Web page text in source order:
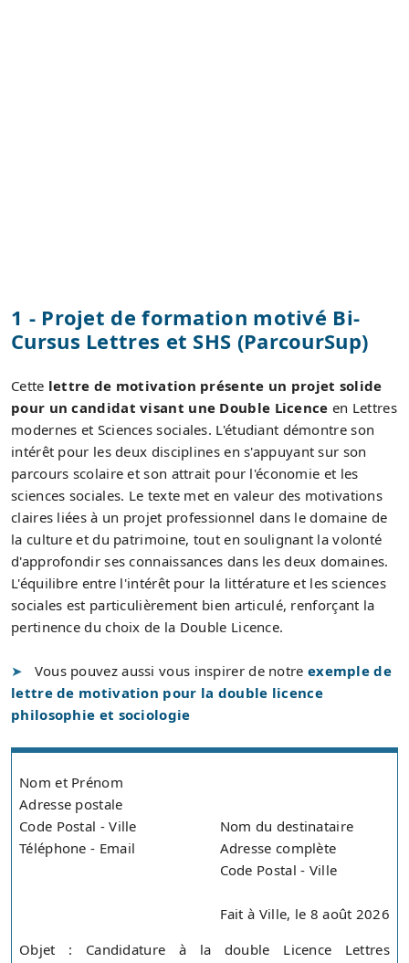
1 - Projet de formation motivé Bi-
Cursus Lettres et SHS (ParcourSup)
Cette lettre de motivation présente un projet solide
pour un candidat visant une Double Licence en Lettres
modernes et Sciences sociales. L'étudiant démontre son
intérêt pour les deux disciplines en s'appuyant sur son
parcours scolaire et son attrait pour l'économie et les
sciences sociales. Le texte met en valeur des motivations
claires liées à un projet professionnel dans le domaine de
la culture et du patrimoine, tout en soulignant la volonté
d'approfondir ses connaissances dans les deux domaines.
L'équilibre entre l'intérêt pour la littérature et les sciences
sociales est particulièrement bien articulé, renforçant la
pertinence du choix de la Double Licence.
Vous pouvez aussi vous inspirer de notre exemple de
lettre de motivation pour la double licence
philosophie et sociologie
Nom et Prénom
Adresse postale
Code Postal - Ville
Téléphone - Email
Nom du destinataire
Adresse complète
Code Postal - Ville
Fait à Ville, le 8 août 2026
Objet : Candidature à la double Licence Lettres